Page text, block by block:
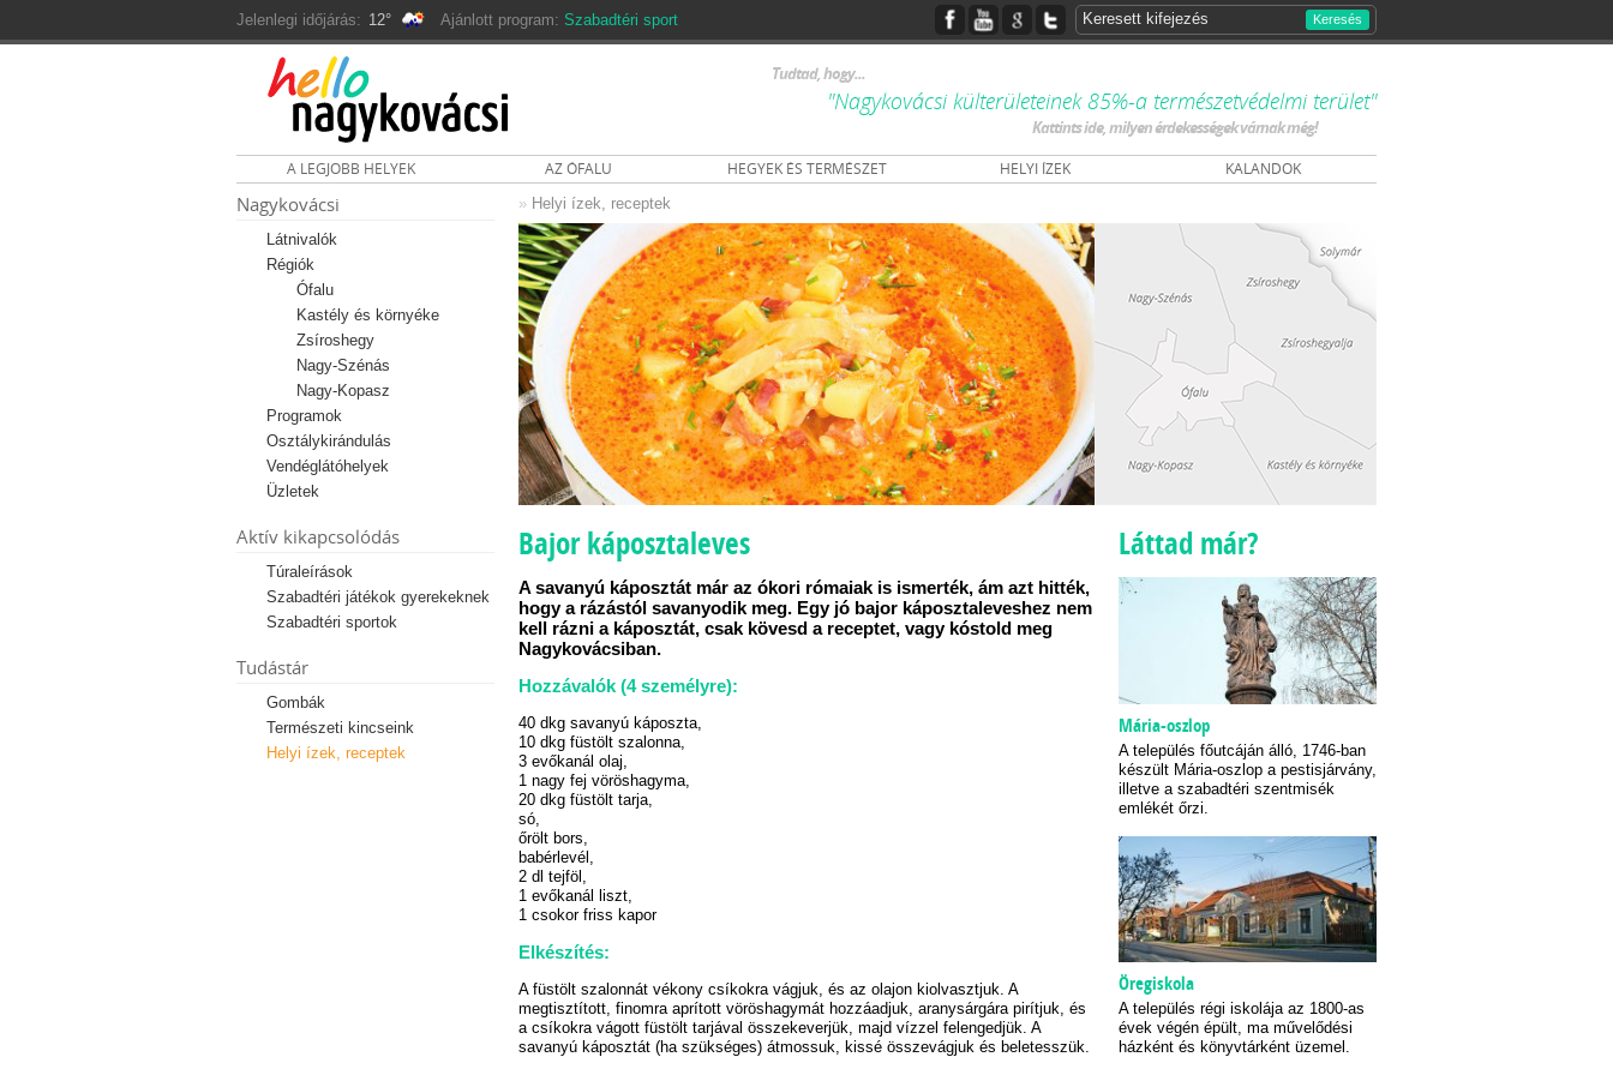
Jelenlegi időjárás: 12° Ajánlott program: Szabadtéri sport Keresés
Tudtad, hogy...
"Nagykovácsi külterületeinek 85%-a természetvédelmi terület"
Kattints ide, milyen érdekességek várnak még!
A LEGJOBB HELYEK AZ ÓFALU HEGYEK ÉS TERMÉSZET HELYI ÍZEK KALANDOK
Nagykovácsi
Látnivalók
Régiók
Ófalu
Kastély és környéke
Zsíroshegy
Nagy-Szénás
Nagy-Kopasz
Programok
Osztálykirándulás
Vendéglátóhelyek
Üzletek
Aktív kikapcsolódás
Túraleírások
Szabadtéri játékok gyerekeknek
Szabadtéri sportok
Tudástár
Gombák
Természeti kincseink
Helyi ízek, receptek
» Helyi ízek, receptek
Bajor káposztaleves
A savanyú káposztát már az ókori rómaiak is ismerték, ám azt hitték,
hogy a rázástól savanyodik meg. Egy jó bajor káposztaleveshez nem
kell rázni a káposztát, csak kövesd a receptet, vagy kóstold meg
Nagykovácsiban.
Hozzávalók (4 személyre):
40 dkg savanyú káposzta,
10 dkg füstölt szalonna,
3 evőkanál olaj,
1 nagy fej vöröshagyma,
20 dkg füstölt tarja,
só,
őrölt bors,
babérlevél,
2 dl tejföl,
1 evőkanál liszt,
1 csokor friss kapor
Elkészítés:
A füstölt szalonnát vékony csíkokra vágjuk, és az olajon kiolvasztjuk. A
megtisztított, finomra aprított vöröshagymát hozzáadjuk, aranysárgára pirítjuk, és
a csíkokra vágott füstölt tarjával összekeverjük, majd vízzel felengedjük. A
savanyú káposztát (ha szükséges) átmossuk, kissé összevágjuk és beletesszük.
Láttad már?
Mária-oszlop
A település főutcáján álló, 1746-ban
készült Mária-oszlop a pestisjárvány,
illetve a szabadtéri szentmisék
emlékét őrzi.
Öregiskola
A település régi iskolája az 1800-as
évek végén épült, ma művelődési
házként és könyvtárként üzemel.